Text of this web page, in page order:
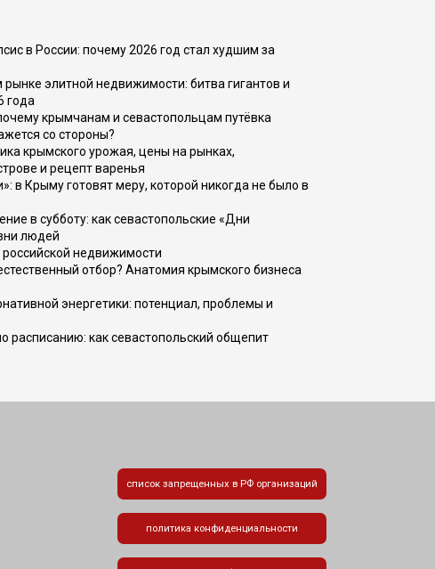
в России: почему 2026 год стал худшим за
рынке элитной недвижимости: битва гигантов и
года
крымчанам и севастопольцам путёвка
со стороны?
крымского урожая, цены на рынках,
и рецепт варенья
в Крыму готовят меру, которой никогда не было в
в субботу: как севастопольские «Дни
людей
российской недвижимости
отбор? Анатомия крымского бизнеса
энергетики: потенциал, проблемы и
расписанию: как севастопольский общепит
список запрещенных в РФ организаций
политика конфиденциальности